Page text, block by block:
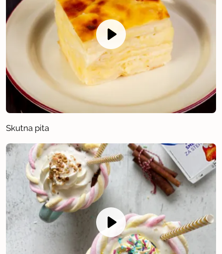
Skutna pita